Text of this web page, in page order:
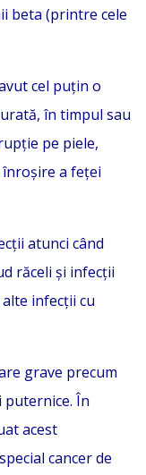
beta (printre cele
cel puțin o
în timpul sau
pe piele,
a feței
atunci când
răceli și infecții
infecții cu
grave precum
puternice. În
acest
cancer de